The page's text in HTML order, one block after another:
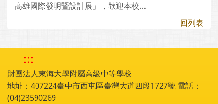
高雄國際發明暨設計展」，歡迎本校....
回列表
:::
財團法人東海大學附屬高級中等學校
地址：407224臺中市西屯區臺灣大道四段1727號 電話：
(04)23590269